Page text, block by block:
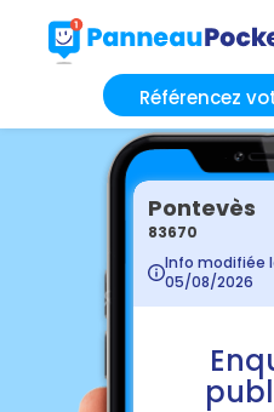
Référencez
Pontevès
83670
Info modifiée
05/08/2026